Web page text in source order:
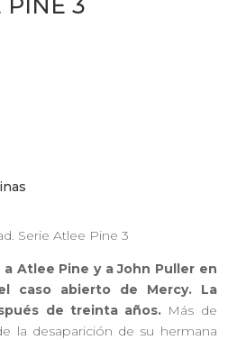
PINE 3
Serie Atlee Pine 3
Atlee Pine y a John Puller en
caso abierto de Mercy. La
de treinta años. Más de
la desaparición de su hermana